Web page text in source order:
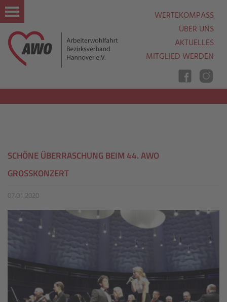
WERTEKOMPASS
ÜBER UNS
AKTUELLES
MITGLIED WERDEN
SCHÖNE ÜBERRASCHUNG BEIM 44. AWO
GROSSKONZERT
07.01.2020